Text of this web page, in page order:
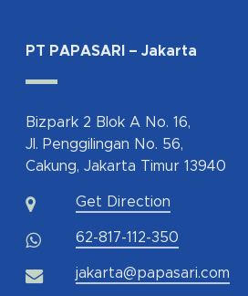
PT PAPASARI – Jakarta
Bizpark 2 Blok A No. 16,
Jl. Penggilingan No. 56,
Cakung, Jakarta Timur 13940
Get Direction
62-817-112-350
jakarta@papasari.com